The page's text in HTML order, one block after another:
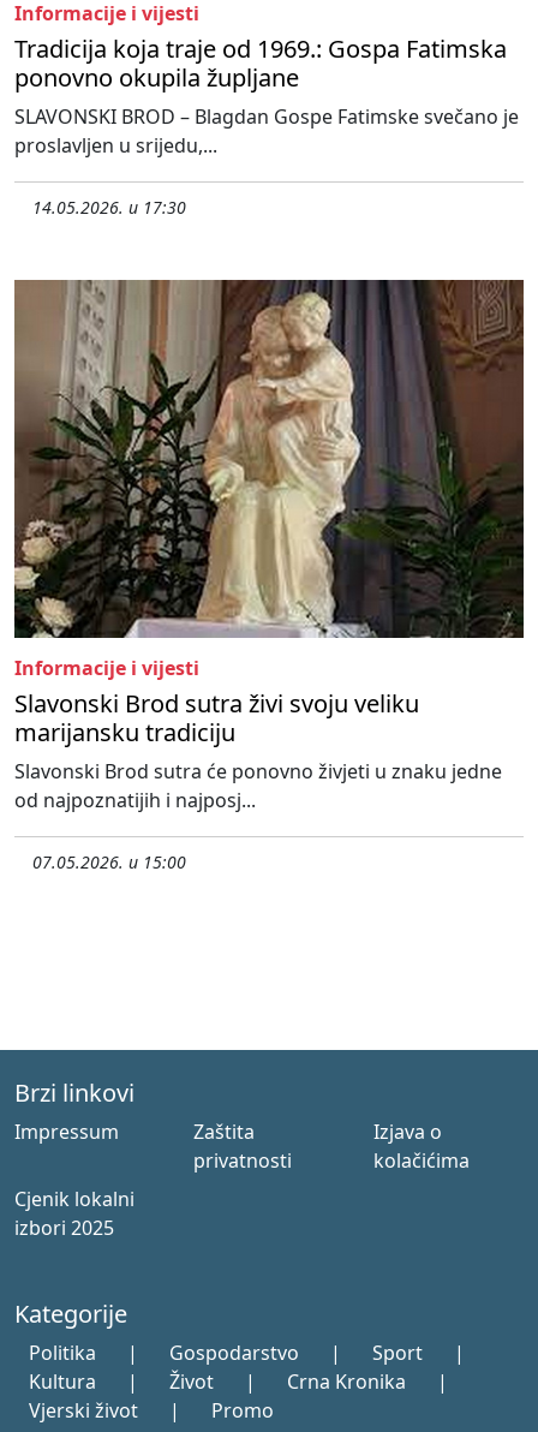
Informacije i vijesti
Tradicija koja traje od 1969.: Gospa Fatimska
ponovno okupila župljane
SLAVONSKI BROD – Blagdan Gospe Fatimske svečano je
proslavljen u srijedu,...
14.05.2026. u 17:30
Informacije i vijesti
Slavonski Brod sutra živi svoju veliku
marijansku tradiciju
Slavonski Brod sutra će ponovno živjeti u znaku jedne
od najpoznatijih i najposj...
07.05.2026. u 15:00
Brzi linkovi
Impressum
Zaštita
privatnosti
Izjava o
kolačićima
Cjenik lokalni
izbori 2025
Kategorije
Politika | Gospodarstvo | Sport
|
Kultura
| Život | Crna Kronika
|
Vjerski život
| Promo